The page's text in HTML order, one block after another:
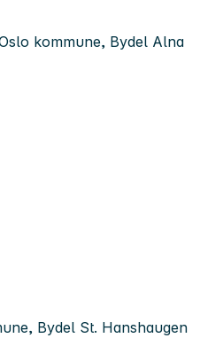
kommune, Bydel Alna
Bydel St. Hanshaugen